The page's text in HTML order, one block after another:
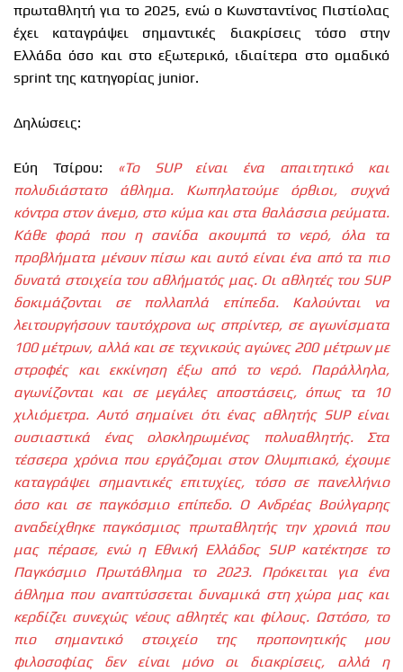
πρωταθλητή για το 2025, ενώ ο Κωνσταντίνος Πιστίολας
έχει καταγράψει σημαντικές διακρίσεις τόσο στην
Ελλάδα όσο και στο εξωτερικό, ιδιαίτερα στο ομαδικό
sprint της κατηγορίας junior.
Δηλώσεις:
Εύη Τσίρου: «Το SUP είναι ένα απαιτητικό και
πολυδιάστατο άθλημα. Κωπηλατούμε όρθιοι, συχνά
κόντρα στον άνεμο, στο κύμα και στα θαλάσσια ρεύματα.
Κάθε φορά που η σανίδα ακουμπά το νερό, όλα τα
προβλήματα μένουν πίσω και αυτό είναι ένα από τα πιο
δυνατά στοιχεία του αθλήματός μας. Οι αθλητές του SUP
δοκιμάζονται σε πολλαπλά επίπεδα. Καλούνται να
λειτουργήσουν ταυτόχρονα ως σπρίντερ, σε αγωνίσματα
100 μέτρων, αλλά και σε τεχνικούς αγώνες 200 μέτρων με
στροφές και εκκίνηση έξω από το νερό. Παράλληλα,
αγωνίζονται και σε μεγάλες αποστάσεις, όπως τα 10
χιλιόμετρα. Αυτό σημαίνει ότι ένας αθλητής SUP είναι
ουσιαστικά ένας ολοκληρωμένος πολυαθλητής. Στα
τέσσερα χρόνια που εργάζομαι στον Ολυμπιακό, έχουμε
καταγράψει σημαντικές επιτυχίες, τόσο σε πανελλήνιο
όσο και σε παγκόσμιο επίπεδο. Ο Ανδρέας Βούλγαρης
αναδείχθηκε παγκόσμιος πρωταθλητής την χρονιά που
μας πέρασε, ενώ η Εθνική Ελλάδος SUP κατέκτησε το
Παγκόσμιο Πρωτάθλημα το 2023. Πρόκειται για ένα
άθλημα που αναπτύσσεται δυναμικά στη χώρα μας και
κερδίζει συνεχώς νέους αθλητές και φίλους. Ωστόσο, το
πιο σημαντικό στοιχείο της προπονητικής μου
φιλοσοφίας δεν είναι μόνο οι διακρίσεις, αλλά η